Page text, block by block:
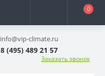
0
info@vip-climate.ru
8 (495) 489 21 57
Заказать звонок